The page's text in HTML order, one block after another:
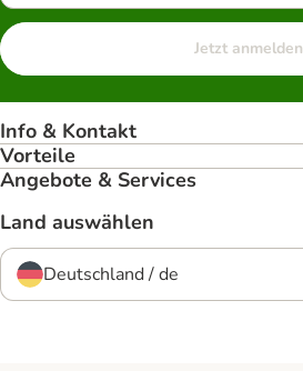
Jetzt anmelden
Info & Kontakt
Vorteile
Angebote & Services
Land auswählen
Deutschland / de